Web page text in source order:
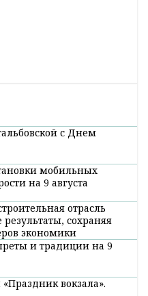
с Днем
мобильных
на 9 августа
отрасль
сохраняя
экономики
и традиции на 9
вокзала».